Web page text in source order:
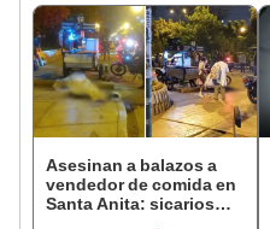
Asesinan a balazos a
vendedor de comida en
Santa Anita: sicarios